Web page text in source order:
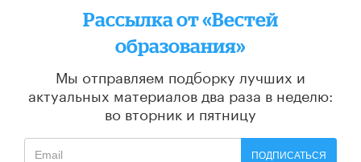
Рассылка от «Вестей
образования»
Мы отправляем подборку лучших и
актуальных материалов два раза в неделю:
во вторник и пятницу
ПОДПИСАТЬСЯ